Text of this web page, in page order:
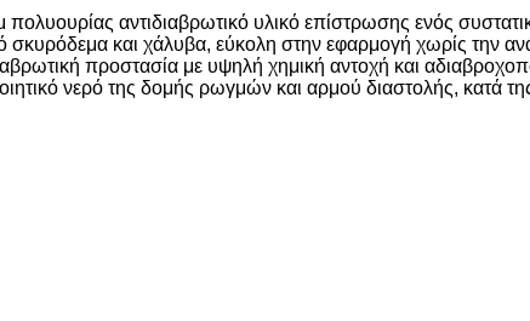
αντιδιαβρωτικό υλικό επίστρωσης ενός
σκυρόδεμα και χάλυβα, εύκολη στην εφαρμογή χωρίς την
προστασία με υψηλή χημική αντοχή και
νερό της δομής ρωγμών και αρμού διαστολής, κατά